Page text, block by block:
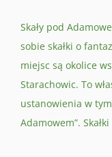
Skały pod
sobie skałki o
miejsc są okolice
Starachowic. To
ustanowienia w
Adamowem”.